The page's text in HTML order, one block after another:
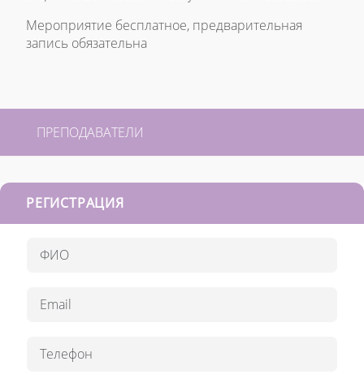
Мероприятие бесплатное, предварительная
запись обязательна
ПРЕПОДАВАТЕЛИ
РЕГИСТРАЦИЯ